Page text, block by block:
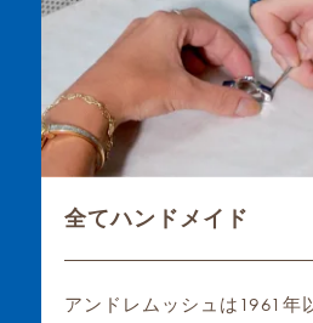
全てハンドメイド
アンドレムッシュは1961年